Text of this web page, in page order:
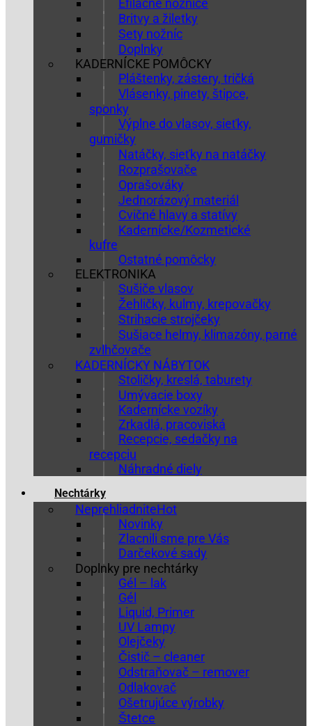
Efilačné nožnice
Britvy a žiletky
Sety nožníc
Doplnky
KADERNÍCKE POMÔCKY
Pláštenky, zástery, tričká
Vlásenky, pinety, štipce,
sponky
Výplne do vlasov, sieťky,
gumičky
Natáčky, sieťky na natáčky
Rozprašovače
Oprašováky
Jednorázový materiál
Cvičné hlavy a statívy
Kadernícke/Kozmetické
kufre
Ostatné pomôcky
ELEKTRONIKA
Sušiče vlasov
Žehličky, kulmy, krepovačky
Strihacie strojčeky
Sušiace helmy, klimazóny, parné
zvlhčovače
KADERNÍCKY NÁBYTOK
Stoličky, kreslá, taburety
Umývacie boxy
Kadernícke vozíky
Zrkadlá, pracoviská
Recepcie, sedačky na
recepciu
Náhradné diely
Nechtárky
Neprehliadnite
Novinky
Zlacnili sme pre Vás
Darčekové sady
Doplnky pre nechtárky
Gél – lak
Gél
Liquid, Primer
UV Lampy
Olejčeky
Čistič – cleaner
Odstraňovač – remover
Odlakovač
Ošetrujúce výrobky
Štetce